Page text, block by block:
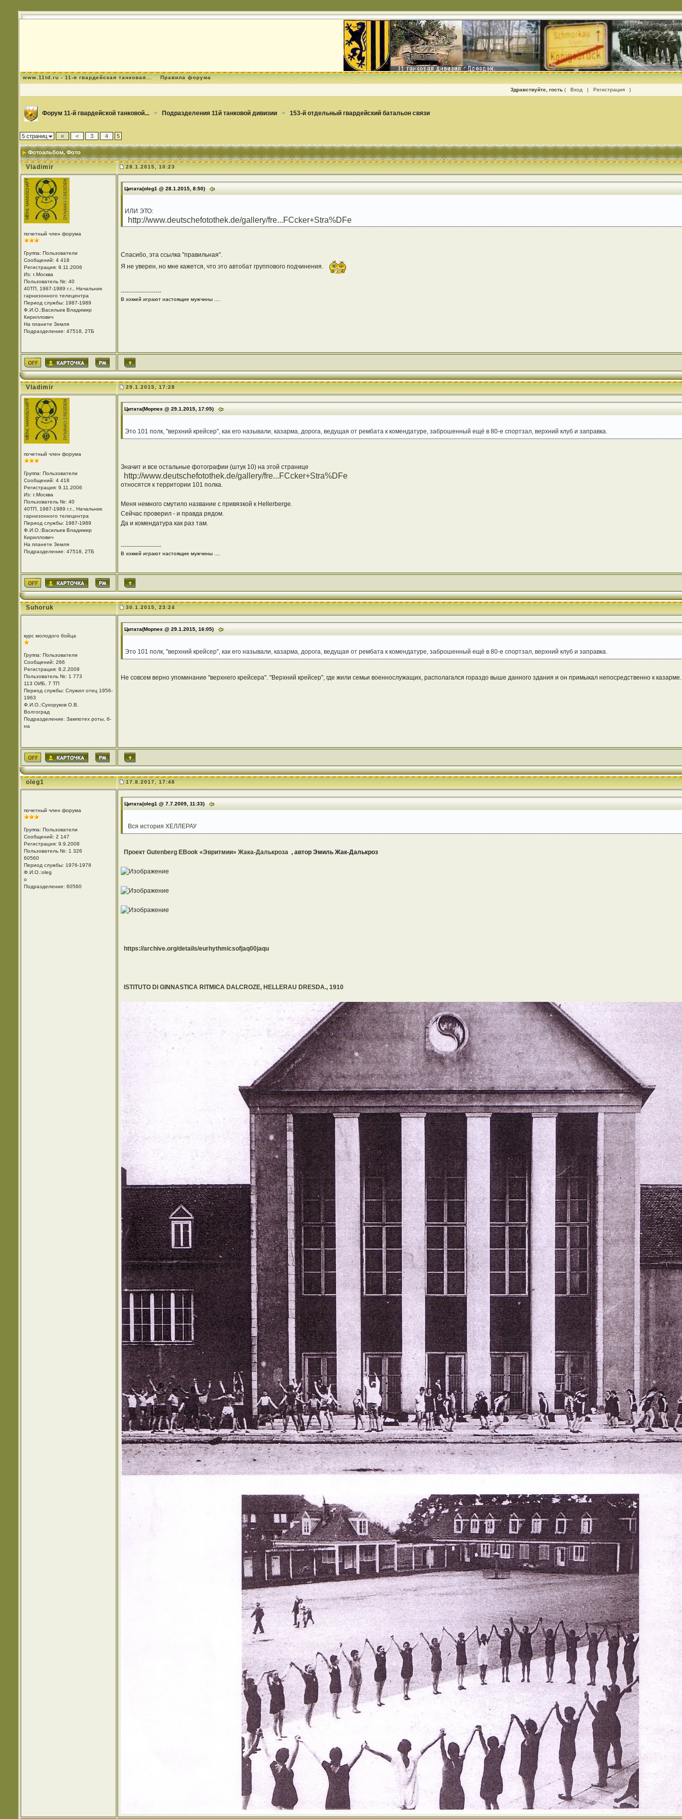
www.11td.ru - 11-я гвардейская танковая... Правила форума
Здравствуйте, гость ( Вход | Регистрация )
Форум 11-й гвардейской танковой... > Подразделения 11й танковой дивизии > 153-й отдельный гвардейский батальон связи
5 страниц « < 3 4 5
Фотоальбом, Фото
Vladimir 28.1.2015, 10:23
почетный член форума
Группа: Пользователи
Сообщений: 4 418
Регистрация: 9.11.2006
Из: г.Москва
Пользователь №: 40
40ТП, 1987-1989 г.г., Начальник
гарнизонного телецентра
Период службы: 1987-1989
Ф.И.О.:Васильев Владимир
Кириллович
На планете Земля
Подразделение: 47518, 2ТБ
Цитата(oleg1 @ 28.1.2015, 8:50)
ИЛИ ЭТО:
http://www.deutschefotothek.de/gallery/fre...FCcker+Stra%DFe
Спасибо, эта ссылка "правильная".
Я не уверен, но мне кажется, что это автобат группового подчинения.
--------------------
В хоккей играют настоящие мужчины ....
Vladimir 29.1.2015, 17:28
почетный член форума
Группа: Пользователи
Сообщений: 4 418
Регистрация: 9.11.2006
Из: г.Москва
Пользователь №: 40
40ТП, 1987-1989 г.г., Начальник
гарнизонного телецентра
Период службы: 1987-1989
Ф.И.О.:Васильев Владимир
Кириллович
На планете Земля
Подразделение: 47518, 2ТБ
Цитата(Морпех @ 29.1.2015, 17:05)
Это 101 полк, ''верхний крейсер'', как его называли, казарма, дорога, ведущая от рембата к комендатуре, заброшенный ещё в 80-е спортзал, верхний клуб и заправка.
Значит и все остальные фотографии (штук 10) на этой странице
http://www.deutschefotothek.de/gallery/fre...FCcker+Stra%DFe
относятся к территории 101 полка.
Меня немного смутило название с привязкой к Hellerberge.
Сейчас проверил - и правда рядом.
Да и комендатура как раз там.
--------------------
В хоккей играют настоящие мужчины ....
Suhoruk 30.1.2015, 23:24
курс молодого бойца
Группа: Пользователи
Сообщений: 266
Регистрация: 8.2.2009
Пользователь №: 1 773
113 ОИБ, 7 ТП
Период службы: Служил отец 1956-
1963
Ф.И.О.:Сухоруков О.В.
Волгоград
Подразделение: Зампотех роты, б-
на
Цитата(Морпех @ 29.1.2015, 16:05)
Это 101 полк, ''верхний крейсер'', как его называли, казарма, дорога, ведущая от рембата к комендатуре, заброшенный ещё в 80-е спортзал, верхний клуб и заправка.
Не совсем верно упоминание "верхнего крейсера". "Верхний крейсер", где жили семьи военнослужащих, располагался гораздо выше данного здания и он примыкал непосредственно к
oleg1 17.8.2017, 17:48
почетный член форума
Группа: Пользователи
Сообщений: 2 147
Регистрация: 9.9.2008
Пользователь №: 1 326
60560
Период службы: 1976-1978
Ф.И.О.:oleg
o
Подразделение: 60560
Цитата(oleg1 @ 7.7.2009, 11:33)
Вся история ХЕЛЛЕРАУ
Проект Gutenberg EBook «Эвритмии» Жака-Далькроза , автор Эмиль Жак-Далькроз
https://archive.org/details/eurhythmicsofjaq00jaqu
ISTITUTO DI GINNASTICA RITMICA DALCROZE, HELLERAU DRESDA., 1910